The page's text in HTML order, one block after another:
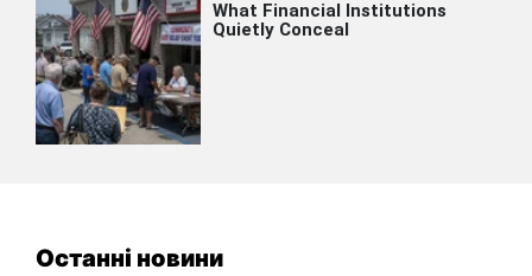
Останні новини